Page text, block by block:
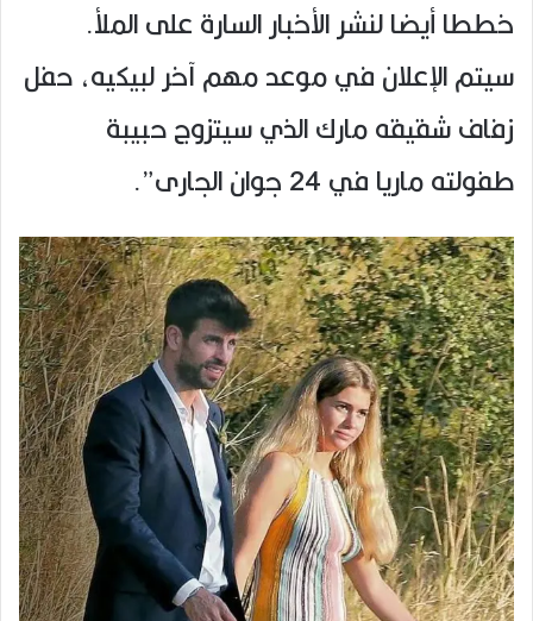
خططا أيضا لنشر الأخبار السارة على الملأ.
سيتم الإعلان في موعد مهم آخر لبيكيه، حفل
زفاف شقيقه مارك الذي سيتزوج حبيبة
طفولته ماريا في 24 جوان الجارى”.